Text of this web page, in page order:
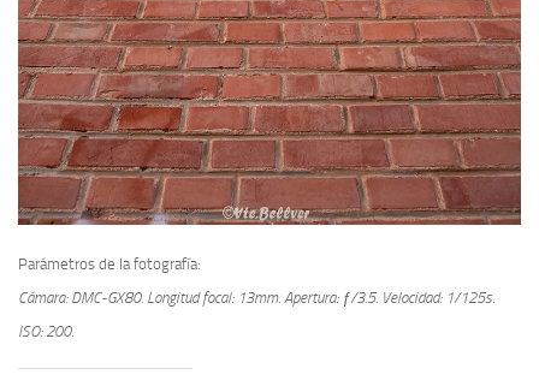
Parámetros de la fotografía:
Cámara: DMC-GX80. Longitud focal: 13mm. Apertura: ƒ/3.5. Velocidad: 1/125s.
ISO: 200.